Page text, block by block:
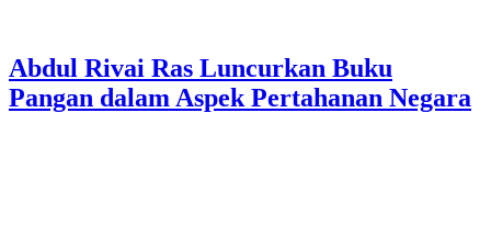
Abdul Rivai Ras Luncurkan Buku
Pangan dalam Aspek Pertahanan Negara